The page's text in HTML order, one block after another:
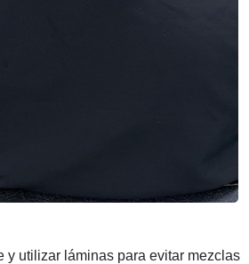
y utilizar láminas para evitar mezclas